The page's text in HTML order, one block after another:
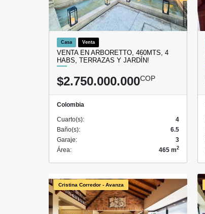
Casa Venta
VENTA EN ARBORETTO, 460MTS, 4
HABS, TERRAZAS Y JARDÍN!
$2.750.000.000COP
Colombia
Cuarto(s):
4
Baño(s):
6.5
Garaje:
3
Área:
465 m2
Cristina Corredor - Avanza